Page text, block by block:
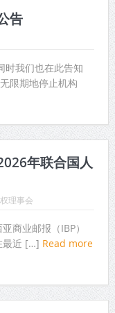
告
时我们也在此告知
限期地停止机构
年联合国人
理事会
商业邮报（IBP）
最近 […] Read more